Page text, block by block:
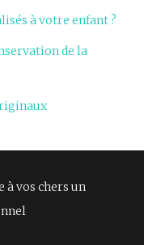
à votre enfant ?
de la
à vos chers un